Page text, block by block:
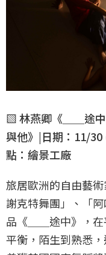
▧ 林燕卿《＿＿途
與他》|日期：11/
點：繪景工廠
旅居歐洲的自由藝
謝克特舞團」、「
品《＿＿途中》，
平衡，陌生到熟悉